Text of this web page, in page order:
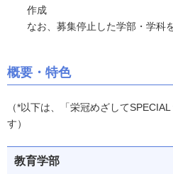
作成
なお、募集停止した学部・学科
概要・特色
（*以下は、「栄冠めざして
す）
教育学部